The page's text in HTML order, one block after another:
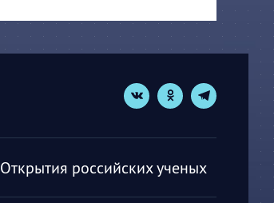
Открытия российских ученых